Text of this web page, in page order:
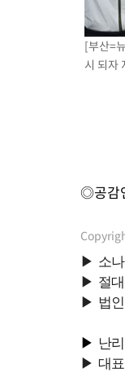
[부산=
시 되자
◎공감